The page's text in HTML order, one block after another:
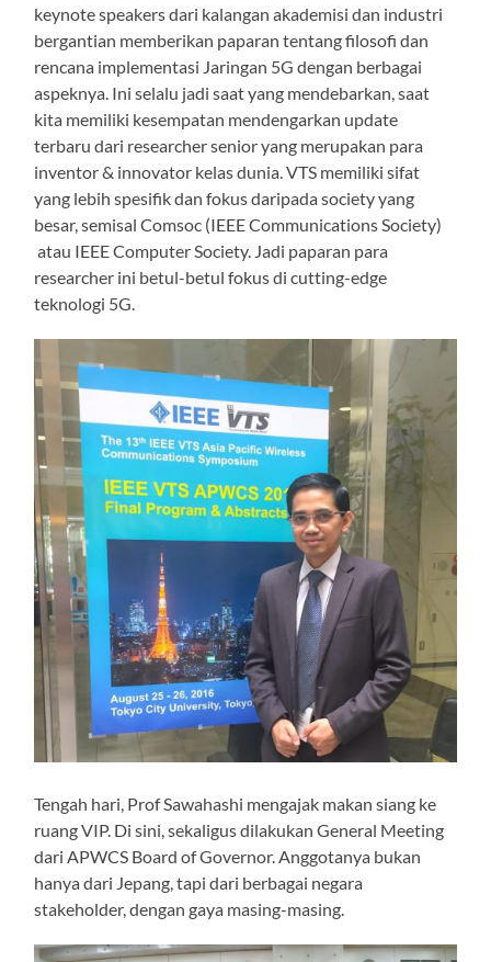
keynote speakers dari kalangan akademisi dan industri
bergantian memberikan paparan tentang filosofi dan
rencana implementasi Jaringan 5G dengan berbagai
aspeknya. Ini selalu jadi saat yang mendebarkan, saat
kita memiliki kesempatan mendengarkan update
terbaru dari researcher senior yang merupakan para
inventor & innovator kelas dunia. VTS memiliki sifat
yang lebih spesifik dan fokus daripada society yang
besar, semisal Comsoc (IEEE Communications Society)
atau IEEE Computer Society. Jadi paparan para
researcher ini betul-betul fokus di cutting-edge
teknologi 5G.
Tengah hari, Prof Sawahashi mengajak makan siang ke
ruang VIP. Di sini, sekaligus dilakukan General Meeting
dari APWCS Board of Governor. Anggotanya bukan
hanya dari Jepang, tapi dari berbagai negara
stakeholder, dengan gaya masing-masing.